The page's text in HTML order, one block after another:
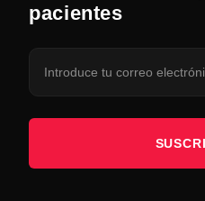
pacientes